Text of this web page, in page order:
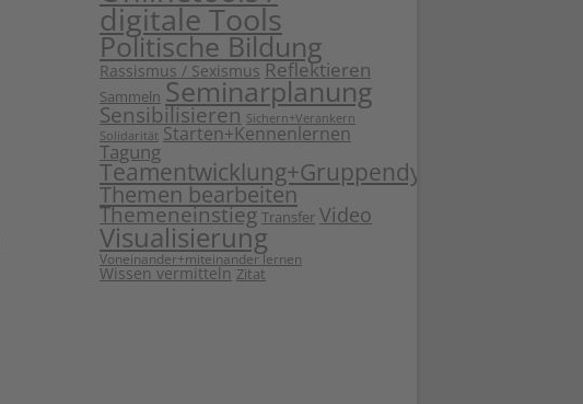
digitale Tools
Politische Bildung
Rassismus / Sexismus Reflektieren
Sammeln Seminarplanung
Sensibilisieren Sichern+Verankern
Solidarität Starten+Kennenlernen
Tagung
Teamentwicklung+Gruppendynamik
Themen bearbeiten
Themeneinstieg Transfer Video
Visualisierung
Voneinander+miteinander lernen
Wissen vermitteln Zitat